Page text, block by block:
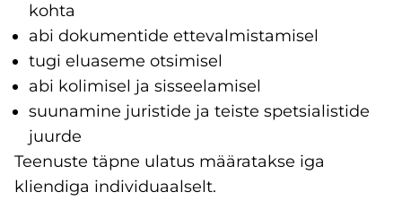
kohta
abi dokumentide ettevalmistamisel
tugi eluaseme otsimisel
abi kolimisel ja sisseelamisel
suunamine juristide ja teiste spetsialistide
juurde
Teenuste täpne ulatus määratakse iga
kliendiga individuaalselt.